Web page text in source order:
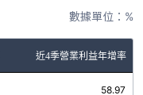
數據單位：%
近4季營業利益年增率
58.97